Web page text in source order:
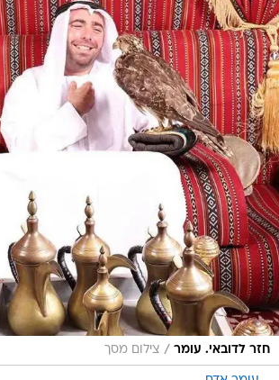
חזר לדובאי. עומר / צילום מסך
עומר אדם